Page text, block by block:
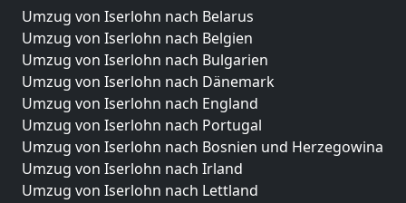
Umzug von Iserlohn nach Belarus
Umzug von Iserlohn nach Belgien
Umzug von Iserlohn nach Bulgarien
Umzug von Iserlohn nach Dänemark
Umzug von Iserlohn nach England
Umzug von Iserlohn nach Portugal
Umzug von Iserlohn nach Bosnien und Herzegowina
Umzug von Iserlohn nach Irland
Umzug von Iserlohn nach Lettland